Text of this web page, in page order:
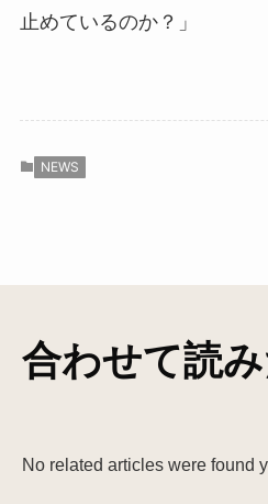
止めているのか？」
NEWS
合わせて読
No related articles were found